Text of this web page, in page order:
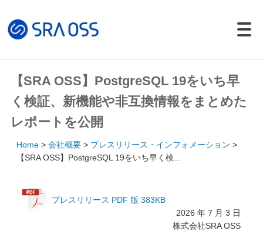
製品・サービス一覧
サポートサービス
コンサルティング
導入・構築サービス
導入事例
【SRA OSS】PostgreSQL 19をいち早
く検証、新機能や非互換情報をまとめた
レポートを公開
Home 会社概要
プレスリリース・インフォメーション
【SRA OSS】PostgreSQL 19をいち早く検...
プレスリリース PDF 版 383KB
2026 年 7 月 3 日
株式会社SRA OSS